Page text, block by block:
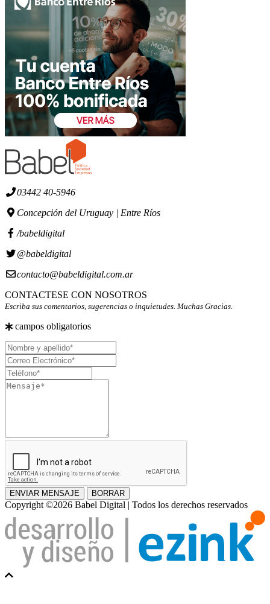
03442 40-5946
Concepción del Uruguay | Entre Ríos
/babeldigital
@babeldigital
contacto@babeldigital.com.ar
CONTACTESE CON NOSOTROS
Escriba sus comentarios, sugerencias o inquietudes. Muchas Gracias.
campos obligatorios
Nombre
y
apellido
Correo
Electrónico
Teléfono
Mensaje
ENVIAR MENSAJE BORRAR
Copyright ©2026 Babel Digital | Todos los derechos reservados